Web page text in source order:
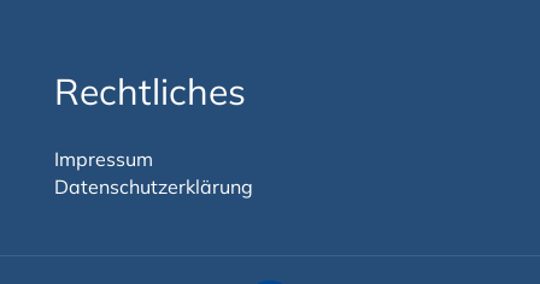
Rechtliches
Impressum
Datenschutzerklärung